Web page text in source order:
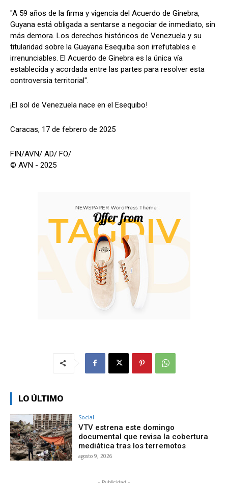
"A 59 años de la firma y vigencia del Acuerdo de Ginebra,
Guyana está obligada a sentarse a negociar de inmediato, sin
más demora. Los derechos históricos de Venezuela y su
titularidad sobre la Guayana Esequiba son irrefutables e
irrenunciables. El Acuerdo de Ginebra es la única vía
establecida y acordada entre las partes para resolver esta
controversia territorial".
¡El sol de Venezuela nace en el Esequibo!
Caracas, 17 de febrero de 2025
FIN/AVN/ AD/ FO/
© AVN - 2025
LO ÚLTIMO
Social
VTV estrena este domingo
documental que revisa la cobertura
mediática tras los terremotos
agosto 9, 2026